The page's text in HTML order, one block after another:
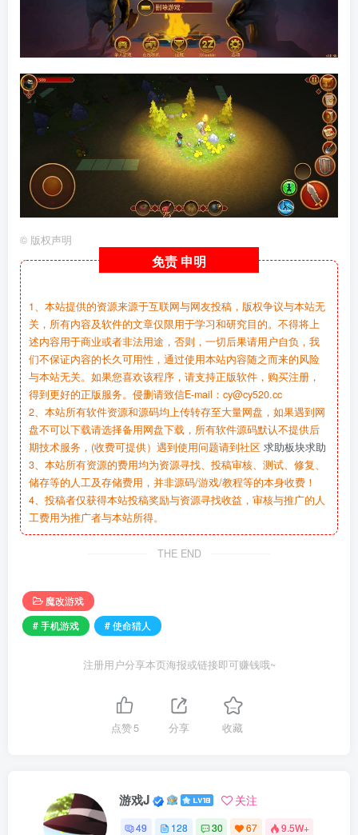
© 版权声明
免责 申明
1、本站提供的资源来源于互联网与网友投稿，版权争议与本站无
关，所有内容及软件的文章仅限用于学习和研究目的。不得将上
述内容用于商业或者非法用途，否则，一切后果请用户自负，我
们不保证内容的长久可用性，通过使用本站内容随之而来的风险
与本站无关。如果您喜欢该程序，请支持正版软件，购买注册，
得到更好的正版服务。侵删请致信E-mail：cy@cy520.cc
2、本站所有软件资源和源码均上传转存至大量网盘，如果遇到网
盘不可以下载请选择备用网盘下载，所有软件源码默认不提供后
期技术服务，(收费可提供）遇到使用问题请到社区 求助板块求助
3、本站所有资源的费用均为资源寻找、投稿审核、测试、修复、
储存等的人工及存储费用，并非源码/游戏/教程等的本身收费！
4、投稿者仅获得本站投稿奖励与资源寻找收益，审核与推广的人
工费用为推广者与本站所得。
THE END
魔改游戏
# 手机游戏
# 使命猎人
注册用户分享本页海报或链接即可赚钱哦~
点赞5 分享 收藏
游戏J 关注
49 128 30 67 9.5W+